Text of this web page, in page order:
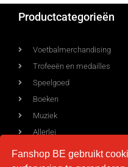
Productcategorieën
Voetbalmerchandising
Trofeeën en medailles
Speelgoed
Boeken
Muziek
Allerlei
Fanshop BE gebruikt